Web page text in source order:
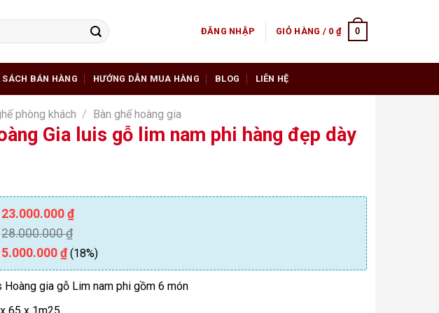
ĐĂNG NHẬP GIỎ HÀNG / 0 ₫ 0
SÁCH BÁN HÀNG HƯỚNG DẪN MUA HÀNG BLOG LIÊN HỆ
phòng khách / Bàn ghế hoàng gia
Gia luis gỗ lim nam phi hàng đẹp dày
23.000.000₫
28.000.000₫
5.000.000₫(18%)
Hoàng gia gỗ Lim nam phi gồm 6 món
65 x 1m25